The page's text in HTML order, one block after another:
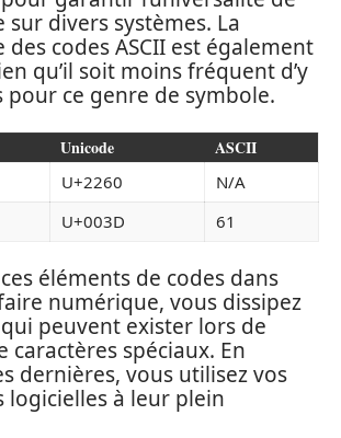
sur divers systèmes. La
des codes ASCII est également
qu’il soit moins fréquent d’y
pour ce genre de symbole.
Unicode ASCII
U+2260
N/A
U+003D 61
éléments de codes dans
numérique, vous dissipez
peuvent exister lors de
caractères spéciaux. En
dernières, vous utilisez vos
logicielles à leur plein